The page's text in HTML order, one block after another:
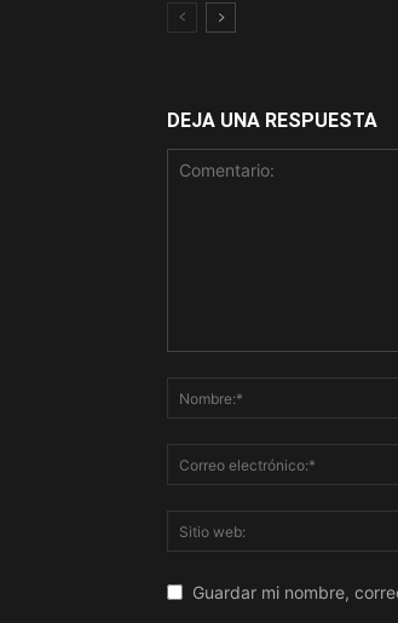
DEJA UNA RESPUESTA
Guardar mi nombre,